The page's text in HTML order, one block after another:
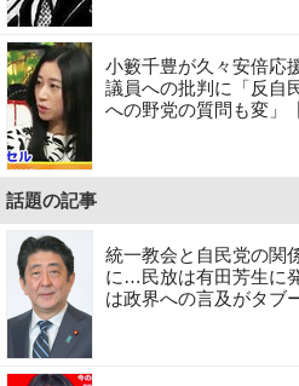
小籔千豊が久々安倍応
議員への批判に「反自
への野党の質問も変」
話題の記事
統一教会と自民党の関
に…民放は有田芳生に
は政界への言及がタブ